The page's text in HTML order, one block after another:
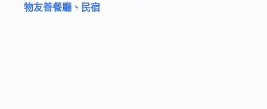
物友善餐廳、民宿